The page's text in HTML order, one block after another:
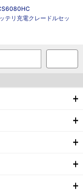
リ充電クレードルセッ